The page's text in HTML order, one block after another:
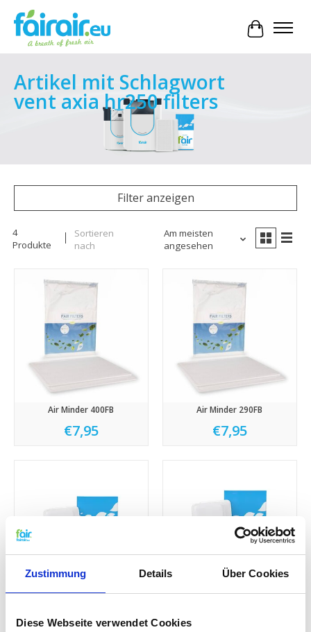
Zustimmung Details Über Cookies
Diese Webseite verwendet Cookies
Ihr
Artikel mit Schlagwort
vent axia hr250 filters
Filter anzeigen
4
Produkte
Sortieren
nach
Am meisten
angesehen
Air Minder 400FB
€7,95
Air Minder 290FB
€7,95
€12,50